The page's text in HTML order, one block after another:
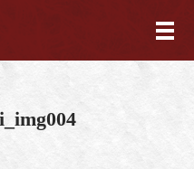
メ